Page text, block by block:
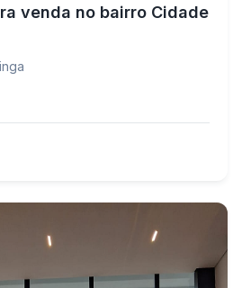
venda no bairro Cidade